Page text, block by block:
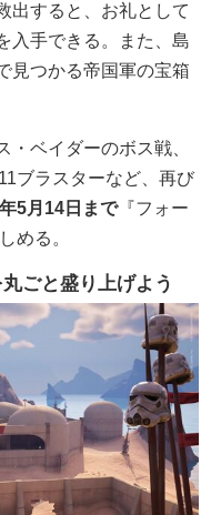
出すると、お礼として
入手できる。また、島
見つかる帝国軍の宝箱
ベイダーのボス戦、
ブラスターなど、再び
5月14日まで『フォー
める。
ごと盛り上げよう